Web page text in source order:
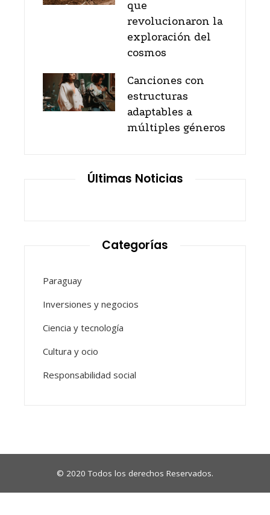
que
revolucionaron la
exploración del
cosmos
Canciones con
estructuras
adaptables a
múltiples géneros
Últimas Noticias
Categorías
Paraguay
Inversiones y negocios
Ciencia y tecnología
Cultura y ocio
Responsabilidad social
© 2020 Todos los derechos Reservados.